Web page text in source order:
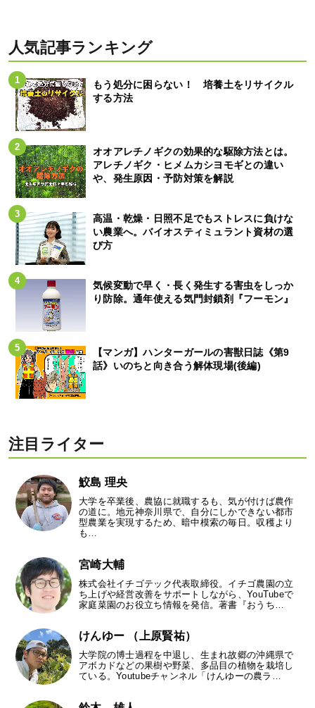
人気記事ランキング
もう処分に困らない！ 培養土をリサイクル
する方法
オオアレチノギクの効果的な駆除方法とは。
アレチノギク・ヒメムカシヨモギとの違い
や、発生原因・予防対策を解説
高温・乾燥・日照不足でもストレスに負けな
い農業へ。バイオスティミュラント資材の選
び方
気候変動で早く・長く発生する害虫をしっか
り防除。通年使える気門封鎖剤『フーモン』
【マンガ】ハンターガールの害獣日誌《第9
話》いのちと向き合う解体現場(後編)
注目ライター
鮫島 理央
大学を卒業後、農協に就職するも、気が付けば農作
の道に。地元神奈川県で、自分にしかできない都市
型農業を実現するため、暗中模索の毎日。収穫より
も…
宮崎大輔
株式会社イチゴテック代表取締役。イチゴ農園の立
ち上げや経営改善をサポートしながら、YouTubeで
家庭菜園のお役立ち情報を発信。著書『おうち…
けんゆー （上原賢祐）
大学院の博士過程を中退し、生まれ故郷の沖縄県で
アボカドなどの果樹や野菜、多品目の植物を栽培し
ている。Youtubeチャンネル「けんゆーの農ラ…